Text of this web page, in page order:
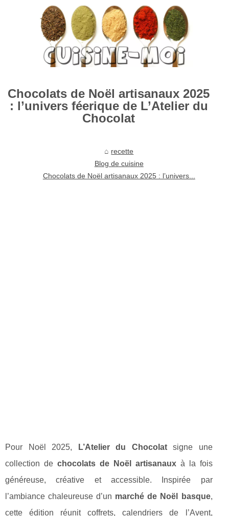
Chocolats de Noël artisanaux 2025
: l’univers féerique de L’Atelier du
Chocolat
recette
Blog de cuisine
Chocolats de Noël artisanaux 2025 : l’univers...
Pour Noël 2025, L’Atelier du Chocolatsigne une
collection de chocolats de Noël artisanauxà la fois
généreuse, créative et accessible. Inspirée par
l’ambiance chaleureuse d’un marché de Noël basque,
cette édition réunit coffrets, calendriers de l’Avent,